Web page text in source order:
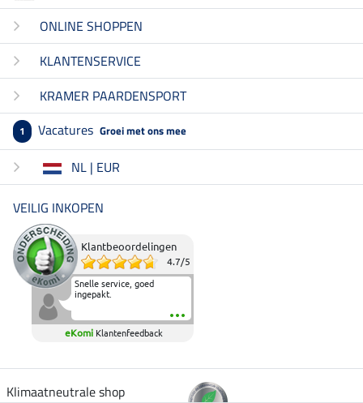
ONLINE SHOPPEN
KLANTENSERVICE
KRAMER PAARDENSPORT
1 Vacatures Groei met ons mee
NL | EUR
VEILIG INKOPEN
Klantbeoordelingen
4.7/5
Snelle service, goed
ingepakt.
eKomi Klantenfeedback
Klimaatneutrale shop